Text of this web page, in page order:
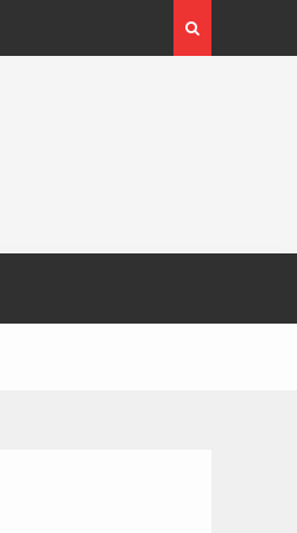
de la Timișoara a atras peste